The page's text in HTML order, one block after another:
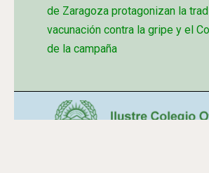
de Zaragoza protagonizan la
vacunación contra la gripe y el
de la campaña